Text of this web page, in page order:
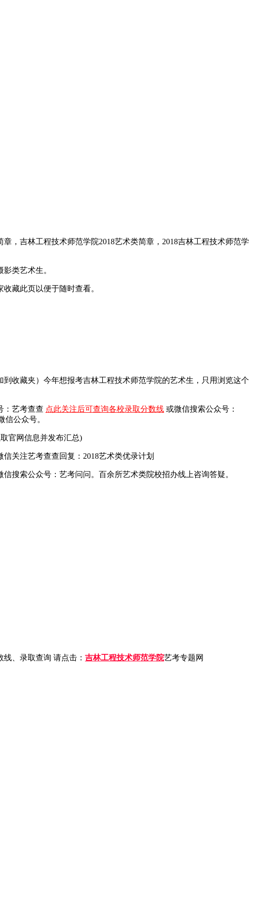
，吉林工程技术师范学院2018艺术类简章，2018吉林工程技术师范学
类艺术生。
藏此页以便于随时查看。
收藏夹）今年想报考吉林工程技术师范学院的艺术生，只用浏览这个
：艺考查查 点此关注后可查询各校录取分数线 或微信搜索公众号：
公众号。
官网信息并发布汇总)
关注艺考查查回复：2018艺术类优录计划
信搜索公众号：艺考问问。百余所艺术类院校招办线上咨询答疑。
、录取查询 请点击： 吉林工程技术师范学院艺考专题网